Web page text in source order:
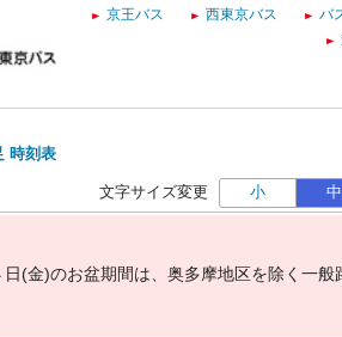
京王バス 西東京バス バ
時刻表
文字サイズ変更 小 中
日(金)のお盆期間は 奥多摩地区を除 く 一般